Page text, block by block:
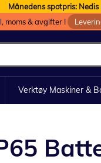
Månedens spotpris:
moms & avgifter I
Verktøy Maskiner &